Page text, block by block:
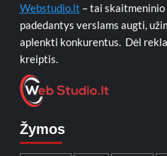
Webstudio.lt – tai
padedantys verslams augti,
aplenkti konkurentus. Dėl
kreiptis.
Žymos